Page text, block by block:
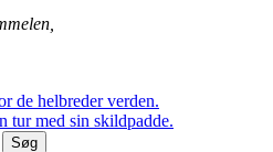
de helbreder verden.
tur med sin skildpadde.
Søg